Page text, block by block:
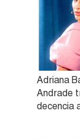
Adriana
Andrade
decencia